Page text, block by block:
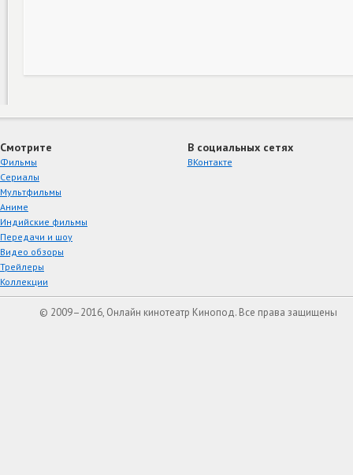
Смотрите
Фильмы
Сериалы
Мультфильмы
Аниме
Индийские фильмы
Передачи и шоу
Видео обзоры
Трейлеры
Коллекции
В социальных сетях
ВКонтакте
© 2009–2016, Онлайн кинотеатр Кинопод. Все права защищены